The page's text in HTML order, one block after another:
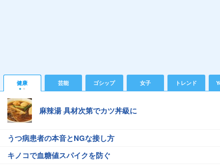
健康 芸能 ゴシップ 女子 トレンド
麻辣湯 具材次第でカツ丼級に
うつ病患者の本音とNGな接し方
キノコで血糖値スパイクを防ぐ